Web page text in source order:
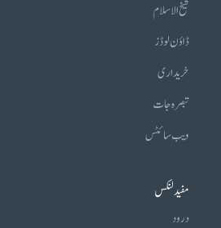
شیخ الاسلام
ڈاؤن لوڈز
خریداری
تبصرہ جات
ویب سائٹس
مفید لنکس
درود